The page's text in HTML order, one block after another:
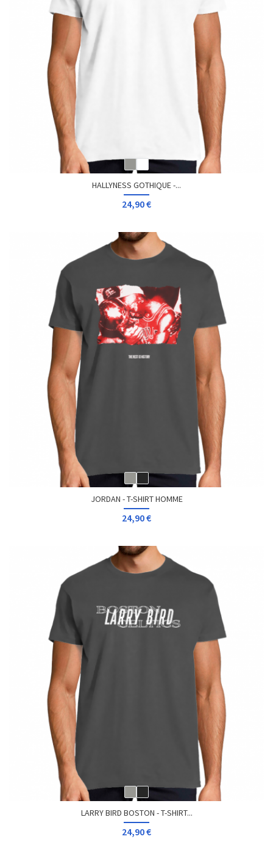
HALLYNESS GOTHIQUE -...
24,90 €
JORDAN - T-SHIRT HOMME
24,90 €
LARRY BIRD BOSTON - T-SHIRT...
24,90 €